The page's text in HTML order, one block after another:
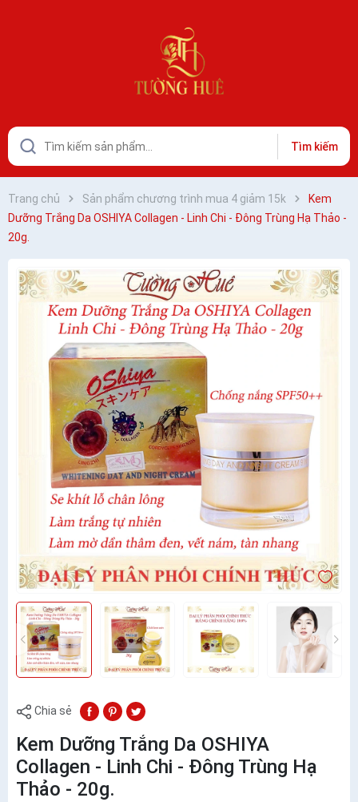
Tìm kiếm
Trang chủ Sản phẩm chương trình mua 4 giảm 15k
Kem
Dưỡng Trắng Da OSHIYA Collagen - Linh Chi - Đông Trùng Hạ Thảo -
20g.
Chia sẻ
Kem Dưỡng Trắng Da OSHIYA
Collagen - Linh Chi - Đông Trùng Hạ
Thảo - 20g.